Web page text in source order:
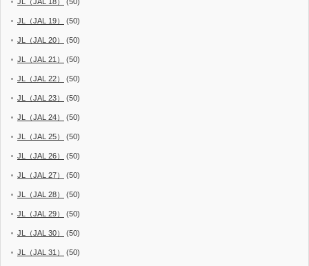
JL（JAL 19） (50)
JL（JAL 20） (50)
JL（JAL 21） (50)
JL（JAL 22） (50)
JL（JAL 23） (50)
JL（JAL 24） (50)
JL（JAL 25） (50)
JL（JAL 26） (50)
JL（JAL 27） (50)
JL（JAL 28） (50)
JL（JAL 29） (50)
JL（JAL 30） (50)
JL（JAL 31） (50)